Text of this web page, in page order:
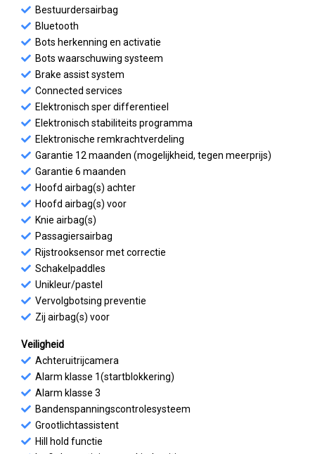
Bestuurdersairbag
Bluetooth
Bots herkenning en activatie
Bots waarschuwing systeem
Brake assist system
Connected services
Elektronisch sper differentieel
Elektronisch stabiliteits programma
Elektronische remkrachtverdeling
Garantie 12 maanden (mogelijkheid, tegen meerprijs)
Garantie 6 maanden
Hoofd airbag(s) achter
Hoofd airbag(s) voor
Knie airbag(s)
Passagiersairbag
Rijstrooksensor met correctie
Schakelpaddles
Unikleur/pastel
Vervolgbotsing preventie
Zij airbag(s) voor
Veiligheid
Achteruitrijcamera
Alarm klasse 1(startblokkering)
Alarm klasse 3
Bandenspanningscontrolesysteem
Grootlichtassistent
Hill hold functie